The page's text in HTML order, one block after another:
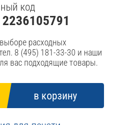
код
расходных
8 (495) 181-33-30 и наши
вас подходящие товары.